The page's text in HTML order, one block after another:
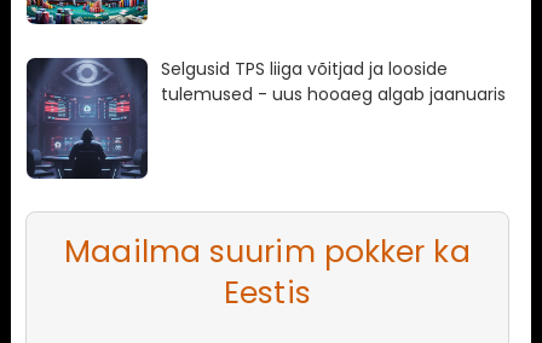
Selgusid TPS liiga võitjad ja looside
tulemused - uus hooaeg algab jaanuaris
Maailma suurim pokker ka
Eestis